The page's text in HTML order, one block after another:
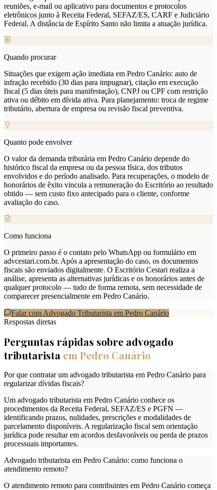
reuniões, e-mail ou aplicativo para documentos e protocolos
eletrônicos junto à Receita Federal, SEFAZ/ES, CARF e Judiciário
Federal. A distância de Espírito Santo não limita a atuação jurídica.
Quando procurar
Situações que exigem ação imediata em Pedro Canário: auto de
infração recebido (30 dias para impugnar), citação em execução
fiscal (5 dias úteis para manifestação), CNPJ ou CPF com restrição
ativa ou débito em dívida ativa. Para planejamento: troca de regime
tributário, abertura de empresa ou revisão fiscal preventiva.
Quanto pode envolver
O valor da demanda tributária em Pedro Canário depende do
histórico fiscal da empresa ou da pessoa física, dos tributos
envolvidos e do período analisado. Para recuperações, o modelo de
honorários de êxito vincula a remuneração do Escritório ao resultado
obtido — sem custo fixo antecipado para o cliente, conforme
avaliação do caso.
Como funciona
O primeiro passo é o contato pelo WhatsApp ou formulário em
advcestari.com.br. Após a apresentação do caso, os documentos
fiscais são enviados digitalmente. O Escritório Cestari realiza a
análise, apresenta as alternativas jurídicas e os honorários antes de
qualquer protocolo — tudo de forma remota, sem necessidade de
comparecer presencialmente em Pedro Canário.
Falar com Advogado Tributarista em Pedro Canário
Respostas diretas
Perguntas rápidas sobre advogado
tributarista em Pedro Canário
Por que contratar um advogado tributarista em Pedro Canário para
regularizar dívidas fiscais?
Um advogado tributarista em Pedro Canário conhece os
procedimentos da Receita Federal, SEFAZ/ES e PGFN —
identificando prazos, nulidades, prescrições e modalidades de
parcelamento disponíveis. A regularização fiscal sem orientação
jurídica pode resultar em acordos desfavoráveis ou perda de prazos
processuais importantes.
Advogado tributarista em Pedro Canário: como funciona o
atendimento remoto?
O atendimento remoto para contribuintes em Pedro Canário começa